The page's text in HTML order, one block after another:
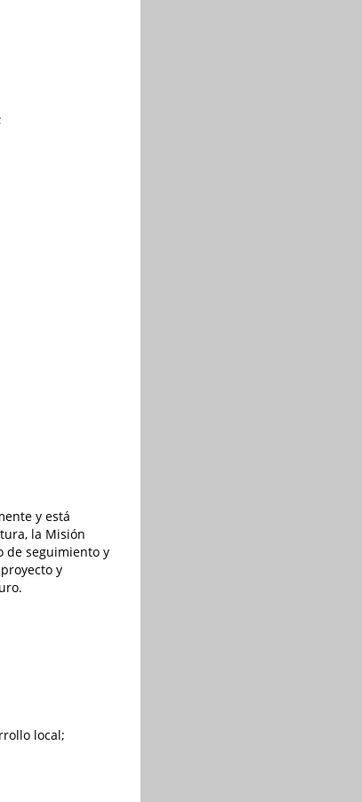
y está
la Misión
de seguimiento y
y
local;